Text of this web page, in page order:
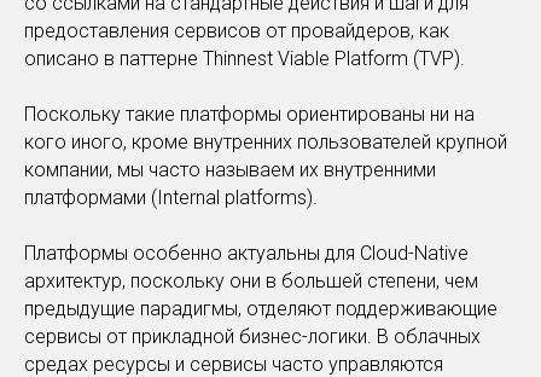
предоставления сервисов от провайдеров, как
описано в паттерне Thinnest Viable Platform (TVP).
Поскольку такие платформы ориентированы ни на
кого иного, кроме внутренних пользователей крупной
компании, мы часто называем их внутренними
платформами (Internal platforms).
Платформы особенно актуальны для Cloud-Native
архитектур, поскольку они в большей степени, чем
предыдущие парадигмы, отделяют поддерживающие
сервисы от прикладной бизнес-логики. В облачных
средах ресурсы и сервисы часто управляются